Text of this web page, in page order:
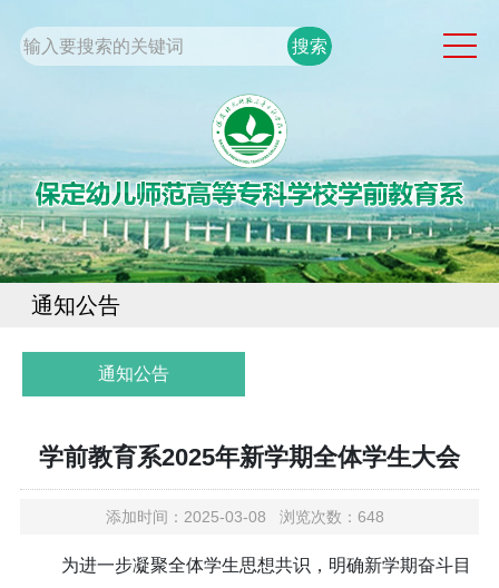
网站首页
通知公告
党团工作
专业建设
学生工作
通知公告
通知公告
学前教育系2025年新学期全体学生大会
添加时间：2025-03-08 浏览次数：648
为进一步凝聚全体学生思想共识，明确新学期奋斗目